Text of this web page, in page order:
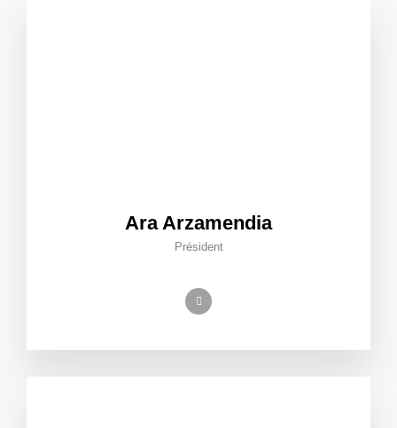
Ara Arzamendia
Président